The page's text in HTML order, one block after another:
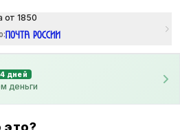
от 1850
:
дней
деньги
это?